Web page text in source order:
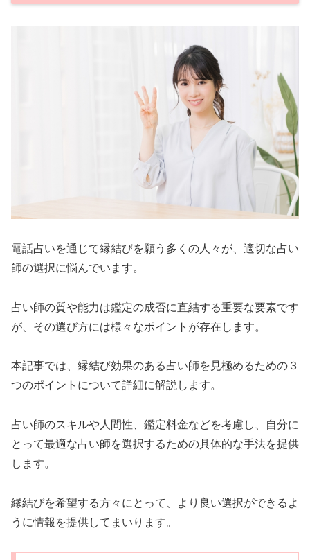
電話占いを通じて縁結びを願う多くの人々が、適切な占い
師の選択に悩んでいます。
占い師の質や能力は鑑定の成否に直結する重要な要素です
が、その選び方には様々なポイントが存在します。
本記事では、縁結び効果のある占い師を見極めるための３
つのポイントについて詳細に解説します。
占い師のスキルや人間性、鑑定料金などを考慮し、自分に
とって最適な占い師を選択するための具体的な手法を提供
します。
縁結びを希望する方々にとって、より良い選択ができるよ
うに情報を提供してまいります。